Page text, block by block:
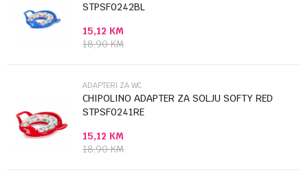
Anti-spam zaštita - izračunajte koliko je 2 + 3 :
STPSF0242BL
15,12 KM
18,90KM
ADAPTERI ZA WC
CHIPOLINO ADAPTER ZA SOLJU SOFTY RED
STPSF0241RE
15,12 KM
18,90KM